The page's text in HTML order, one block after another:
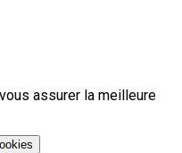
assurer la meilleure